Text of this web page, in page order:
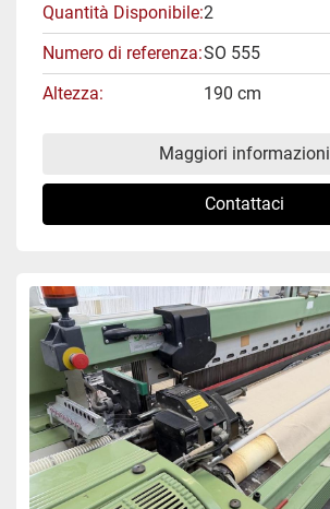
Quantità Disponibile 2
Numero di referenza SO 555
Altezza
190 cm
Maggiori informazioni
Contattaci